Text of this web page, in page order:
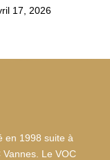
17, 2026
en 1998 suite à
Le VOC